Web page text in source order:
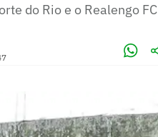
do Rio e o Realengo FC